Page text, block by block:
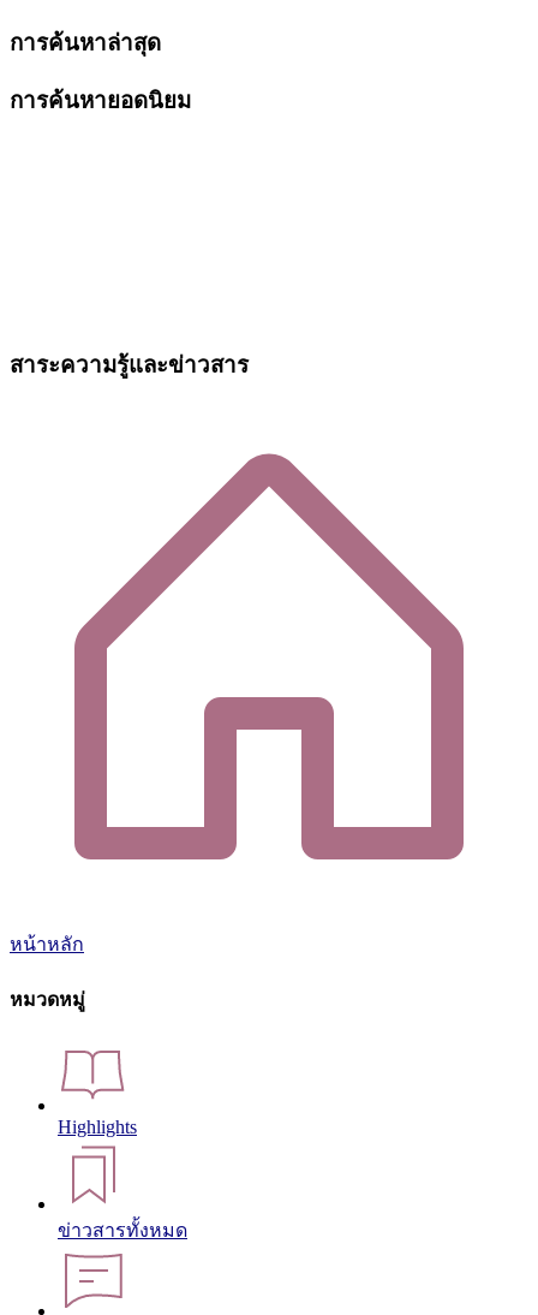
การค้นหาล่าสุด
การค้นหายอดนิยม
สาระความรู้และข่าวสาร
หน้าหลัก
หมวดหมู่
Highlights
ข่าวสารทั้งหมด